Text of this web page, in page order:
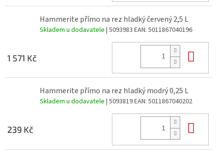
Hammerite přímo na rez hladký červený 2,5 L
Skladem u dodavatele | 5093983 EAN: 5011867040196
1 571 Kč
Hammerite přímo na rez hladký modrý 0,25 L
Skladem u dodavatele | 5093819EAN: 5011867040202
239 Kč